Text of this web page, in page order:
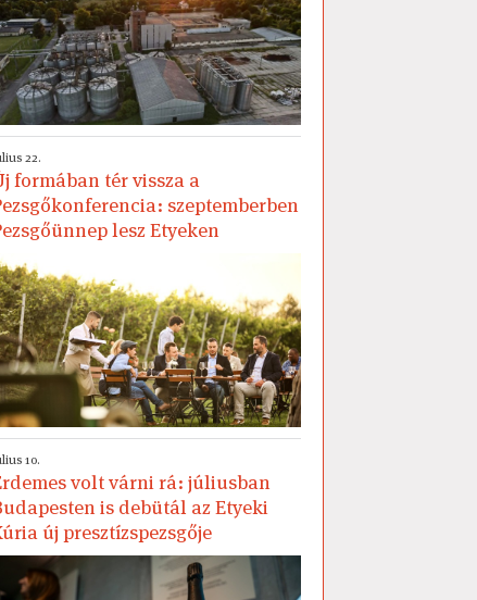
22.
formában tér vissza a
szeptemberben
lesz Etyeken
10.
volt várni rá: júliusban
is debütál az Etyeki
új presztízspezsgője